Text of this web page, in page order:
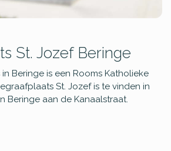
St. Jozef Beringe
Beringe is een Rooms Katholieke
St. Jozef is te vinden in
Beringe aan de Kanaalstraat.